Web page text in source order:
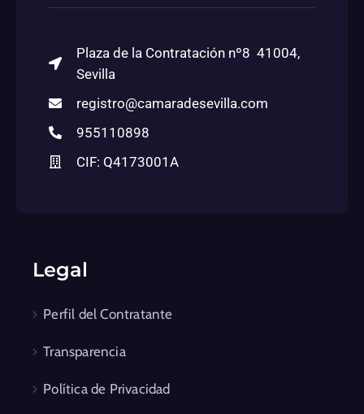
Plaza de la Contratación nº8 41004,
Sevilla
registro@camaradesevilla.com
955110898
CIF: Q4173001A
Legal
Perfil del Contratante
Transparencia
Política de Privacidad